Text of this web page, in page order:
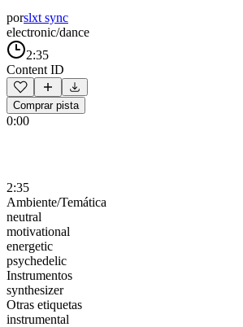
porslxt sync
electronic/dance
2:35
Content ID
Comprar pista
0:00
2:35
Ambiente/Temática
neutral
motivational
energetic
psychedelic
Instrumentos
synthesizer
Otras etiquetas
instrumental